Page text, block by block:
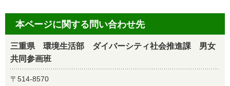
本ページに関する問い合わせ先
三重県 環境生活部 ダイバーシティ社会推進課 男女
共同参画班
〒514-8570